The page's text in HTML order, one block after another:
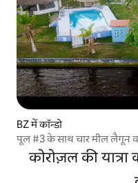
BZ में कॉन्डो
पूल #3 के साथ चार मील लैगून
कोरोज़ल की